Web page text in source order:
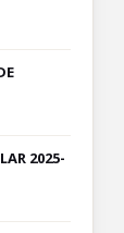
2025-